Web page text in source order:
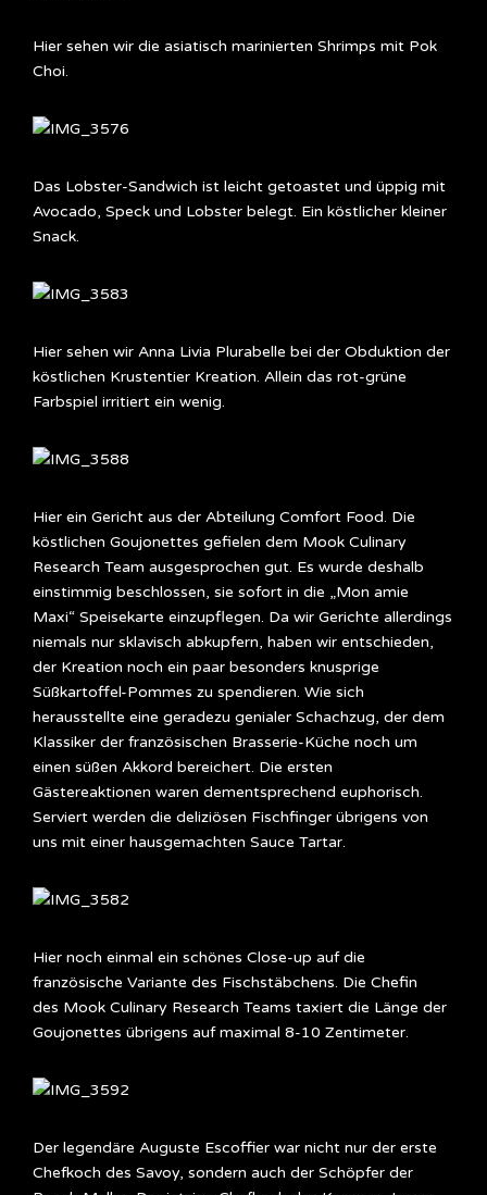
Hier sehen wir die asiatisch marinierten Shrimps mit Pok
Choi.
Das Lobster-Sandwich ist leicht getoastet und üppig mit
Avocado, Speck und Lobster belegt. Ein köstlicher kleiner
Snack.
Hier sehen wir Anna Livia Plurabelle bei der Obduktion der
köstlichen Krustentier Kreation. Allein das rot-grüne
Farbspiel irritiert ein wenig.
Hier ein Gericht aus der Abteilung Comfort Food. Die
köstlichen Goujonettes gefielen dem Mook Culinary
Research Team ausgesprochen gut. Es wurde deshalb
einstimmig beschlossen, sie sofort in die „Mon amie
Maxi“ Speisekarte einzupflegen. Da wir Gerichte allerdings
niemals nur sklavisch abkupfern, haben wir entschieden,
der Kreation noch ein paar besonders knusprige
Süßkartoffel-Pommes zu spendieren. Wie sich
herausstellte eine geradezu genialer Schachzug, der dem
Klassiker der französischen Brasserie-Küche noch um
einen süßen Akkord bereichert. Die ersten
Gästereaktionen waren dementsprechend euphorisch.
Serviert werden die deliziösen Fischfinger übrigens von
uns mit einer hausgemachten Sauce Tartar.
Hier noch einmal ein schönes Close-up auf die
französische Variante des Fischstäbchens. Die Chefin
des Mook Culinary Research Teams taxiert die Länge der
Goujonettes übrigens auf maximal 8-10 Zentimeter.
Der legendäre Auguste Escoffier war nicht nur der erste
Chefkoch des Savoy, sondern auch der Schöpfer der